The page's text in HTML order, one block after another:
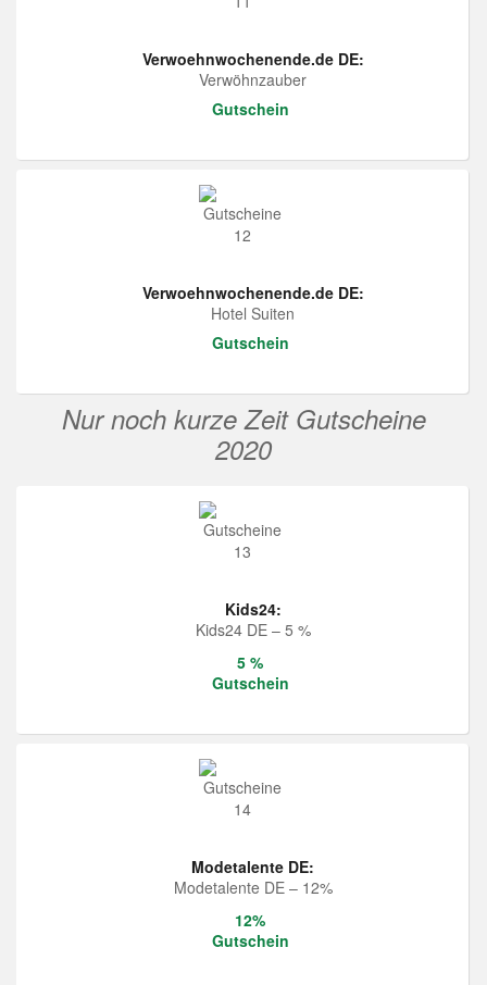
Verwoehnwochenende.de DE:
Verwöhnzauber
Gutschein
Verwoehnwochenende.de DE:
Hotel Suiten
Gutschein
Nur noch kurze Zeit Gutscheine
2020
Kids24:
Kids24 DE – 5 %
5 %
Gutschein
Modetalente DE:
Modetalente DE – 12%
12%
Gutschein